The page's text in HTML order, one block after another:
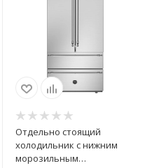
Отдельно стоящий
холодильник с нижним
морозильным